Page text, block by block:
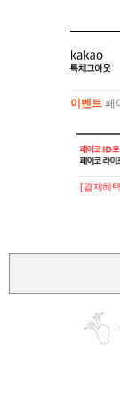
이벤트 페
[ 결제혜